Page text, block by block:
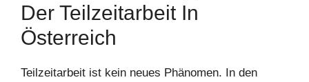
Der Teilzeitarbeit In
Österreich
Teilzeitarbeit ist kein neues Phänomen. In den